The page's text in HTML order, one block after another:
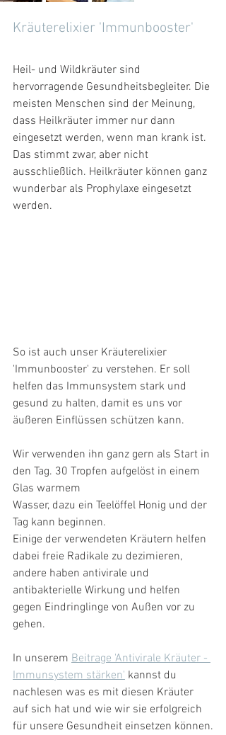
Kräuterelixier 'Immunbooster'
Heil- und Wildkräuter sind
hervorragende Gesundheitsbegleiter. Die
meisten Menschen sind der Meinung,
dass Heilkräuter immer nur dann
eingesetzt werden, wenn man krank ist.
Das stimmt zwar, aber nicht
ausschließlich. Heilkräuter können ganz
wunderbar als Prophylaxe eingesetzt
werden.
So ist auch unser Kräuterelixier
'Immunbooster' zu verstehen. Er soll
helfen das Immunsystem stark und
gesund zu halten, damit es uns vor
äußeren Einflüssen schützen kann.
Wir verwenden ihn ganz gern als Start in
den Tag. 30 Tropfen aufgelöst in einem
Glas warmem
Wasser, dazu ein Teelöffel Honig und der
Tag kann beginnen.
Einige der verwendeten Kräutern helfen
dabei freie Radikale zu dezimieren,
andere haben antivirale und
antibakterielle Wirkung und helfen
gegen Eindringlinge von Außen vor zu
gehen.
In unserem Beitrage 'Antivirale Kräuter -
Immunsystem stärken' kannst du
nachlesen was es mit diesen Kräuter
auf sich hat und wie wir sie erfolgreich
für unsere Gesundheit einsetzen können.